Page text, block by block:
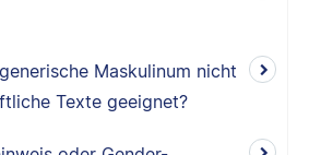
Maskulinum nicht
Texte geeignet?